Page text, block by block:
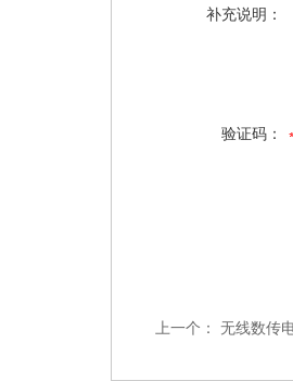
补充说明：
验证码：
上一个： 无线数传